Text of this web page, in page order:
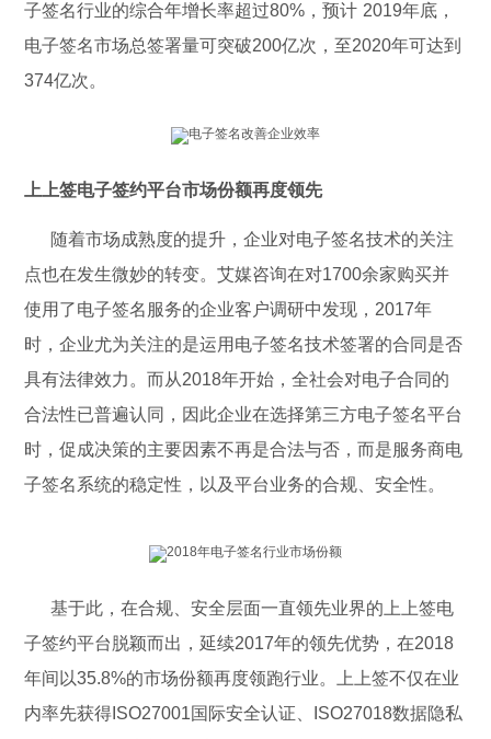
子签名行业的综合年增长率超过80%，预计 2019年底，
电子签名市场总签署量可突破200亿次，至2020年可达到
374亿次。
上上签电子签约平台市场份额再度领先
随着市场成熟度的提升，企业对电子签名技术的关注
点也在发生微妙的转变。艾媒咨询在对1700余家购买并
使用了电子签名服务的企业客户调研中发现，2017年
时，企业尤为关注的是运用电子签名技术签署的合同是否
具有法律效力。而从2018年开始，全社会对电子合同的
合法性已普遍认同，因此企业在选择第三方电子签名平台
时，促成决策的主要因素不再是合法与否，而是服务商电
子签名系统的稳定性，以及平台业务的合规、安全性。
基于此，在合规、安全层面一直领先业界的上上签电
子签约平台脱颖而出，延续2017年的领先优势，在2018
年间以35.8%的市场份额再度领跑行业。上上签不仅在业
内率先获得ISO27001国际安全认证、ISO27018数据隐私